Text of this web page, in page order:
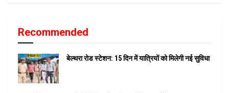
Recommended
बेल्थरा रोड स्टेशन: 15 दिन में यात्रियों को मिलेगी नई सुविधा